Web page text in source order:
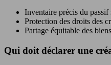
Inventaire précis du passif
Protection des droits des
Partage équitable des
Qui doit déclarer une